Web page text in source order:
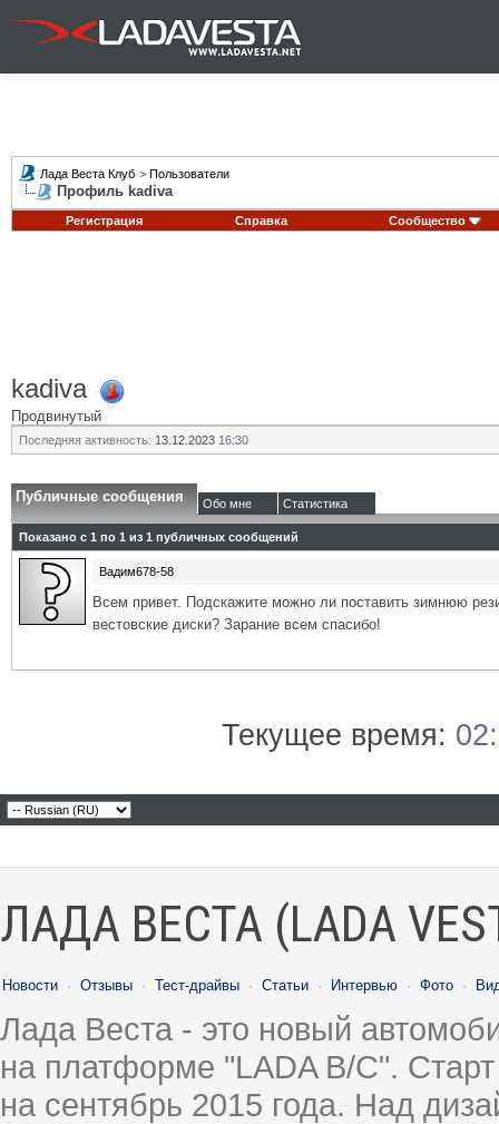
Лада Веста Клуб > Пользователи
Профиль kadiva
Регистрация Справка Сообщество
kadiva
Продвинутый
Последняя активность: 13.12.2023 16:30
Публичные сообщения Обо мне Статистика
Показано с 1 по 1 из 1 публичных сообщений
Вадим678-58
Всем привет. Подскажите можно ли поставить зимнюю
вестовские диски? Зарание всем спасибо!
Текущее время:
ЛАДА ВЕСТА (LADA
Новости · Отзывы · Тест-драйвы · Статьи · Интервью · Фото ·
Лада Веста - это новый
на платформе "LADA B/C".
на сентябрь 2015 года. Над